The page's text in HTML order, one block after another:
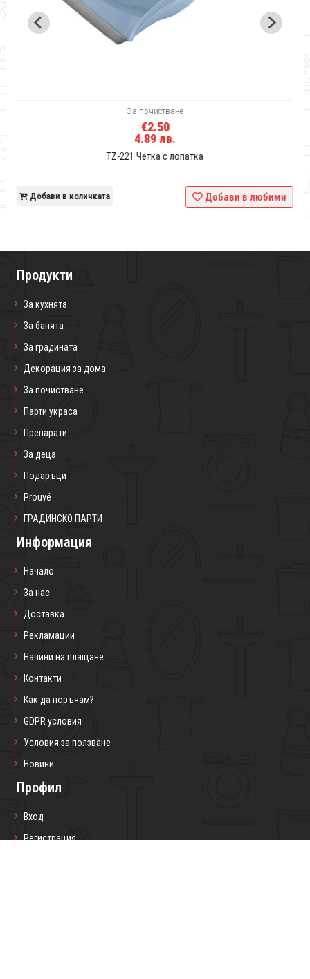
За почистване
€2.50
4.89 лв.
TZ-221 Четка с лопатка
Добави в количката Добави в любими
Продукти
За кухнята
За банята
За градината
Декорация за дома
За почистване
Парти украса
Препарати
За деца
Подаръци
Prouvé
ГРАДИНСКО ПАРТИ
Информация
Начало
За нас
Доставка
Рекламации
Начини на плащане
Контакти
Как да поръчам?
GDPR условия
Условия за ползване
Новини
Профил
Вход
Регистрация